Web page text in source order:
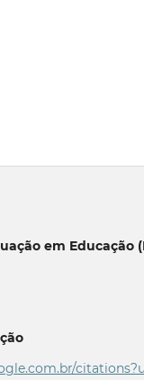
em Educação